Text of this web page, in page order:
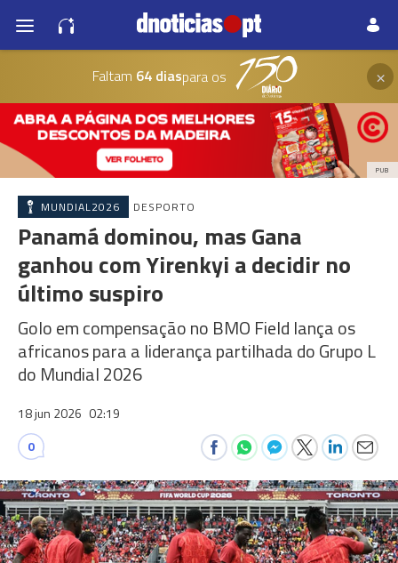
Faltam 64 diaspara os ×
PUB
MUNDIAL2026 DESPORTO
Panamá dominou, mas Gana
ganhou com Yirenkyi a decidir no
último suspiro
Golo em compensação no BMO Field lança os
africanos para a liderança partilhada do Grupo L
do Mundial 2026
18 jun 2026 02:19
0